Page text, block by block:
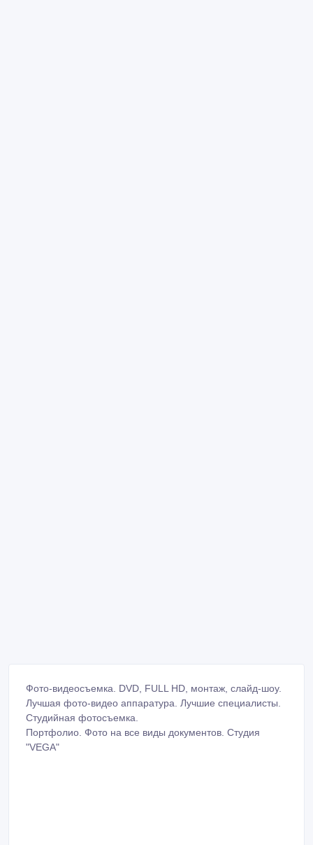
Фото-видеосъемка. DVD, FULL HD, монтаж, слайд-шоу.
Лучшая фото-видео аппаратура. Лучшие специалисты.
Студийная фотосъемка.
Портфолио. Фото на все виды документов. Студия
"VEGA"